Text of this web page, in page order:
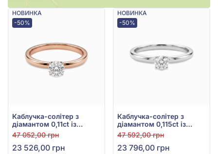
НОВИНКА
-50%
Каблучка-солітер з
діамантом 0,11ct із
червоного золота 585°,
арт. К403-3.0-бр
47 052,00 грн
23 526,00 грн
НОВИНКА
-50%
Каблучка-солітер з
діамантом 0,115ct із
білого золота 585°, арт.
К403-3.0б-бр
47 592,00 грн
23 796,00 грн